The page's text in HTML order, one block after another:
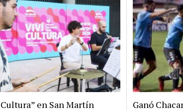
en San Martín Ganó